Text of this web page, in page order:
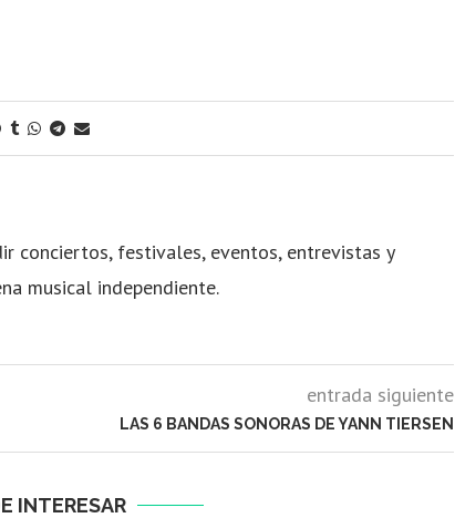
conciertos, festivales, eventos, entrevistas y
musical independiente.
entrada siguiente
LAS 6 BANDAS SONORAS DE YANN TIERSEN
INTERESAR